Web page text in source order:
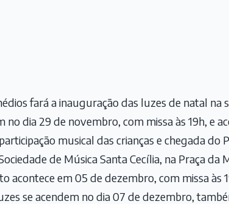
fará a inauguração das luzes de natal na
no dia 29 de novembro, com missa às 19h, e
musical das crianças e chegada do
de Música Santa Cecília, na Praça da
acontece em 05 de dezembro, com missa às
se acendem no dia 07 de dezembro,